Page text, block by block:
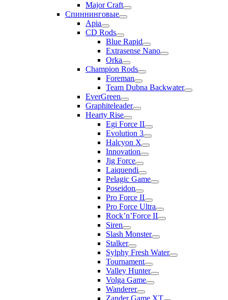
Major Craft
Спиннинговые
Apia
CD Rods
Blue Rapid
Extrasense Nano
Orka
Champion Rods
Foreman
Team Dubna Backwater
EverGreen
Graphiteleader
Hearty Rise
Egi Force II
Evolution 3
Halcyon X
Innovation
Jig Force
Laiquendi
Pelagic Game
Poseidon
Pro Force II
Pro Force Ultra
Rock’n’Force II
Siren
Slash Monster
Stalker
Sylphy Fresh Water
Tournament
Valley Hunter
Volga Game
Wanderer